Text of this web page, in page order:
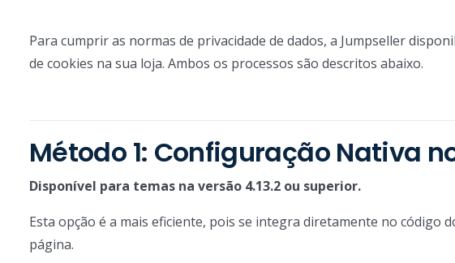
Para cumprir as normas de privacidade de dados, a Jumpseller
de cookies na sua loja. Ambos os processos são descritos abaixo.
Método 1: Configuração Nativa
Disponível para temas na versão 4.13.2 ou superior.
Esta opção é a mais eficiente, pois se integra diretamente no código
página.